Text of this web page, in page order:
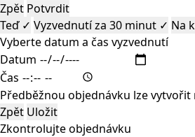
Zpět Potvrdit
Teď ✓ Vyzvednutí za 30 minut ✓ Na
Vyberte datum a čas vyzvednutí
Datum
Čas
Předběžnou objednávku lze vytvořit
Zpět Uložit
Zkontrolujte objednávku